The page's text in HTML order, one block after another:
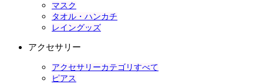
マスク
タオル・ハンカチ
レイングッズ
アクセサリー
アクセサリーカテゴリすべて
ピアス